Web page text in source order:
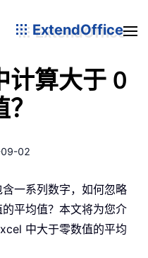
ExtendOffice
计算大于 0
02
一系列数字，如何忽略
平均值？本文将为您介
中大于零数值的平均